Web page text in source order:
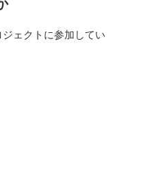
ェクトに参加してい